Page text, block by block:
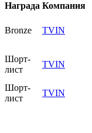
Награда Компания
Bronze TVIN
Шорт-
лист
TVIN
Шорт-
лист
TVIN